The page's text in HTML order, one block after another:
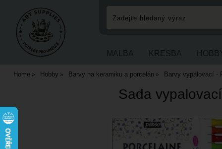
MALBA KRESBA
Home Hobby Barvy na keramiku a porcelán Barvy vypalovací -
Sada